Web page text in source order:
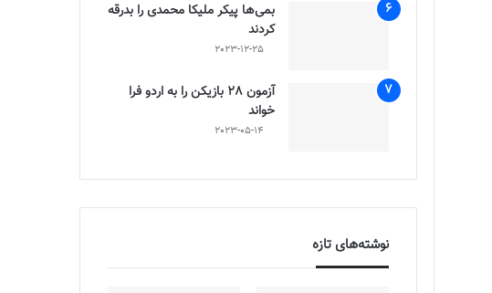
بمی‌ها پیکر ملیکا محمدی را بدرقه
کردند
2023-12-25
آزمون 28 بازیکن را به اردو فرا
خواند
2023-05-14
نوشته‌های تازه